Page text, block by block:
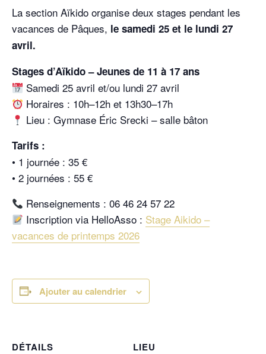
La section Aïkido organise deux stages pendant les
vacances de Pâques, le samedi 25 et le lundi 27
avril.
Stages d’Aïkido – Jeunes de 11 à 17 ans
Samedi 25 avril et/ou lundi 27 avril
Horaires : 10h–12h et 13h30–17h
Lieu : Gymnase Éric Srecki – salle bâton
Tarifs :
• 1 journée : 35 €
• 2 journées : 55 €
Renseignements : 06 46 24 57 22
Inscription via HelloAsso : Stage Aikido –
vacances de printemps 2026
Ajouter au calendrier
DÉTAILS
LIEU